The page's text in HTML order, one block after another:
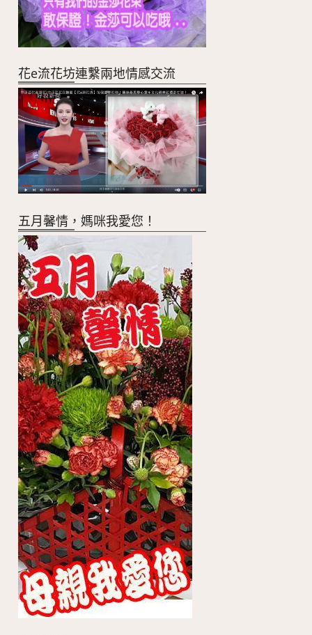
花e流花坊連繫兩地情感交流
五月馨情，媽咪我愛您！